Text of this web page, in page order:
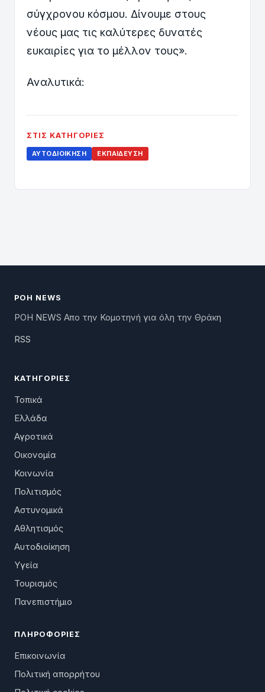
σύγχρονου κόσμου. Δίνουμε στους
νέους μας τις καλύτερες δυνατές
ευκαιρίες για το μέλλον τους».
Αναλυτικά:
ΣΤΙΣ ΚΑΤΗΓΟΡΊΕΣ
ΑΥΤΟΔΙΟΊΚΗΣΗ ΕΚΠΑΊΔΕΥΣΗ
ΡΟΗ NEWS
ΡΟΗ NEWS Απο την Κομοτηνή για όλη την Θράκη
RSS
ΚΑΤΗΓΟΡΊΕΣ
Τοπικά
Ελλάδα
Αγροτικά
Οικονομία
Κοινωνία
Πολιτισμός
Αστυνομικά
Αθλητισμός
Αυτοδιοίκηση
Υγεία
Τουρισμός
Πανεπιστήμιο
ΠΛΗΡΟΦΟΡΊΕΣ
Επικοινωνία
Πολιτική απορρήτου